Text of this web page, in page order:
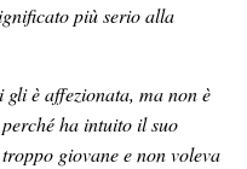
più serio alla
gli è affezionata, ma non è
ha intuito il suo
giovane e non voleva